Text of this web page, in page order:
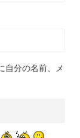
自分の名前、メ